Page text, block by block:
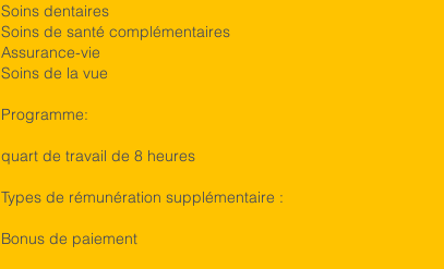
Soins dentaires
Soins de santé complémentaires
Assurance-vie
Soins de la vue
Programme:
quart de travail de 8 heures
Types de rémunération supplémentaire :
Bonus de paiement